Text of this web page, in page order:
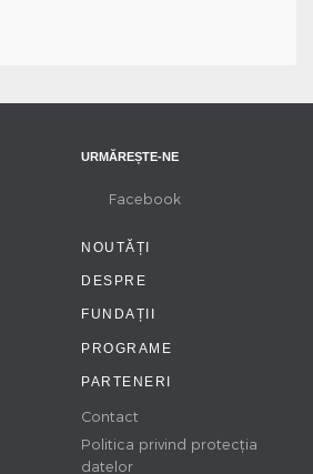
URMĂREȘTE-NE
Facebook
NOUTĂȚI
DESPRE
FUNDAȚII
PROGRAME
PARTENERI
Contact
Politica privind protecția
datelor